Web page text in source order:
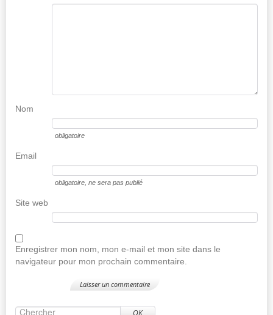
Nom
obligatoire
Email
obligatoire , ne sera pas publié
Site web
Enregistrer mon nom, mon e-mail et mon site dans le
navigateur pour mon prochain commentaire.
OK